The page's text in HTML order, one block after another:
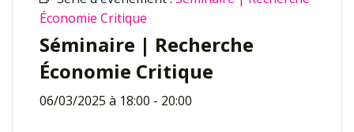
Économie Critique
Séminaire | Recherche
Économie Critique
06/03/2025 à 18:00 - 20:00